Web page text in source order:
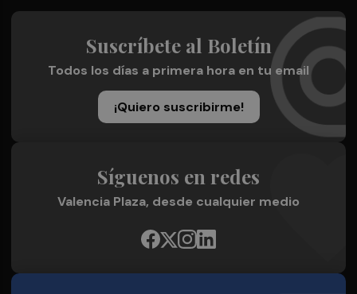
Suscríbete al Boletín
Todos los días a primera hora en tu email
¡Quiero suscribirme!
Síguenos en redes
Valencia Plaza, desde cualquier medio